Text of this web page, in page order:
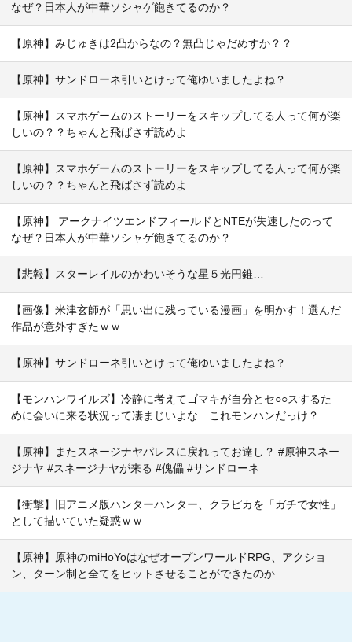
なぜ？日本人が中華ソシャゲ飽きてるのか？
【原神】みじゅきは2凸からなの？無凸じゃだめすか？？
【原神】サンドローネ引いとけって俺ゆいましたよね？
【原神】スマホゲームのストーリーをスキップしてる人って何が楽
しいの？？ちゃんと飛ばさず読めよ
【原神】スマホゲームのストーリーをスキップしてる人って何が楽
しいの？？ちゃんと飛ばさず読めよ
【原神】 アークナイツエンドフィールドとNTEが失速したのって
なぜ？日本人が中華ソシャゲ飽きてるのか？
【悲報】スターレイルのかわいそうな星５光円錐…
【画像】米津玄師が「思い出に残っている漫画」を明かす！選んだ
作品が意外すぎたｗｗ
【原神】サンドローネ引いとけって俺ゆいましたよね？
【モンハンワイルズ】冷静に考えてゴマキが自分とセ○○スするた
めに会いに来る状況って凄まじいよな これモンハンだっけ？
【原神】またスネージナヤパレスに戻れってお達し？ #原神スネー
ジナヤ #スネージナヤが来る #傀儡 #サンドローネ
【衝撃】旧アニメ版ハンターハンター、クラピカを「ガチで女性」
として描いていた疑惑ｗｗ
【原神】原神のmiHoYoはなぜオープンワールドRPG、アクショ
ン、ターン制と全てをヒットさせることができたのか